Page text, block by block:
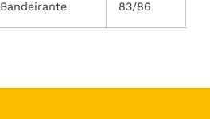
Bandeirante 83/86